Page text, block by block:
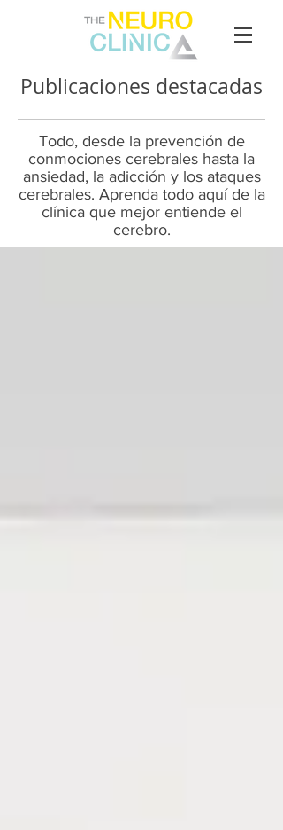
Publicaciones destacadas
Todo, desde la prevención de
conmociones cerebrales hasta la
ansiedad, la adicción y los ataques
cerebrales. Aprenda todo aquí de la
clínica que mejor entiende el
cerebro.